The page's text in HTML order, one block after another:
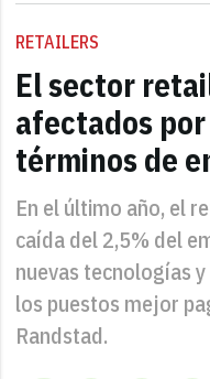
RETAILERS
El sector
afectados
términos de
En el último año, el
caída del 2,5% del
nuevas tecnologías
los puestos mejor
Randstad.